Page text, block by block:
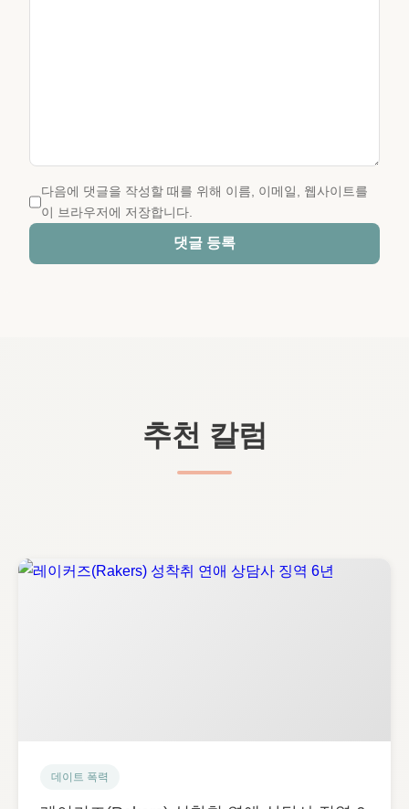
다음에 댓글을 작성할 때를 위해 이름, 이메일, 웹사이트를
이 브라우저에 저장합니다.
댓글 등록
추천 칼럼
데이트 폭력